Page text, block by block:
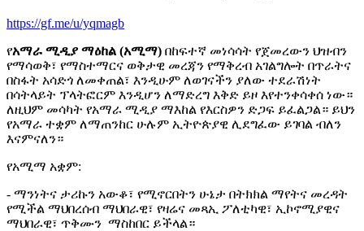
https://gf.me/u/yqmagb
የአማራ ሚዲያ ማዕከል (አሚማ) በከፍተኛ መነሳሳት የጀመረውን ህዝብን
የማሳወቅ፣ የማስተማርና ወቅታዊ መረጃን የማቅረብ አገልግሎት በጥራትና
በስፋት አሳድጎ ለመቀጠል፣ እንዲሁም ለወገናችን ያለው ተደራሽነት
በሳትላይት ፕላትፎርም እንዲሆን ለማድረግ እቅድ ይዞ እየተንቀሳቀሰ ነው።
ለዚህም መሳካት የአማራ ሚዲያ ማእከል የእርስዎን ድጋፍ ይፈልጋል። ይህን
የአማራ ተቋም ለማጠንከር ሁሉም ኢትዮጵያዊ ሊደግፈው ይገባል ብለን
እናምናለን።
የአሚማ አቋም:
- ማንነትና ታሪኩን አውቆ፣ የሚኖርበትን ሁኔታ በትክክል ማየትና መረዳት
የሚችል ማህበረሰብ ማህበራዊ፣ የዛሬና መጻኢ ፖለቲካዊ፣ ኢኮኖሚያዊና
ማህበራዊ፣ ጥቅሙን ማስከበር ይችላል።